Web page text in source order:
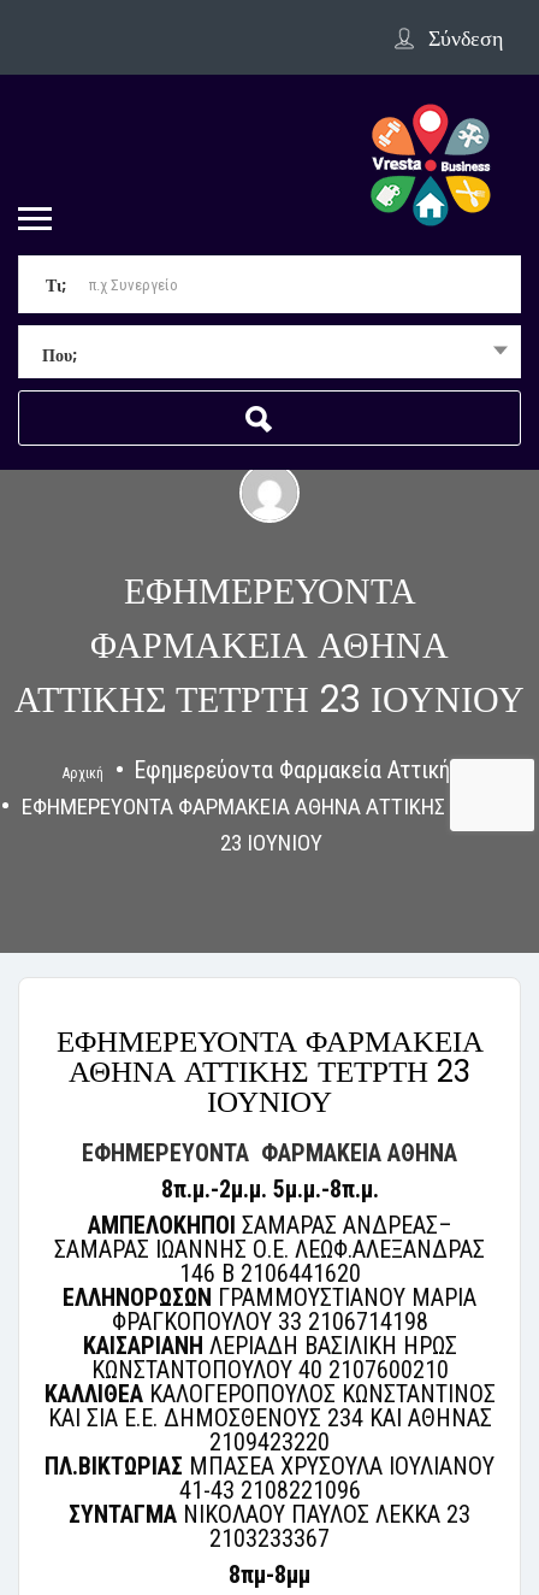
Σύνδεση
Τι;
Που;
ΕΦΗΜΕΡΕΥΟΝΤΑ
ΦΑΡΜΑΚΕΙΑ ΑΘΗΝΑ
ΑΤΤΙΚΗΣ ΤΕΤΡΤΗ 23 ΙΟΥΝΙΟΥ
Αρχική Εφημερεύοντα Φαρμακεία Αττικής
ΕΦΗΜΕΡΕΥΟΝΤΑ ΦΑΡΜΑΚΕΙΑ ΑΘΗΝΑ ΑΤΤΙΚΗΣ ΤΕΤΡΤΗ
23 ΙΟΥΝΙΟΥ
ΕΦΗΜΕΡΕΥΟΝΤΑ ΦΑΡΜΑΚΕΙΑ
ΑΘΗΝΑ ΑΤΤΙΚΗΣ ΤΕΤΡΤΗ 23
ΙΟΥΝΙΟΥ
ΕΦΗΜΕΡΕΥΟΝΤΑ ΦΑΡΜΑΚΕΙΑ ΑΘΗΝΑ
8π.μ.-2μ.μ. 5μ.μ.-8π.μ.
ΑΜΠΕΛΟΚΗΠΟΙ ΣΑΜΑΡΑΣ ΑΝΔΡΕΑΣ–
ΣΑΜΑΡΑΣ ΙΩΑΝΝΗΣ Ο.Ε. ΛΕΩΦ.ΑΛΕΞΑΝΔΡΑΣ
146 Β 2106441620
ΕΛΛΗΝΟΡΩΣΩΝ ΓΡΑΜΜΟΥΣΤΙΑΝΟΥ ΜΑΡΙΑ
ΦΡΑΓΚΟΠΟΥΛΟΥ 33 2106714198
ΚΑΙΣΑΡΙΑΝΗ ΛΕΡΙΑΔΗ ΒΑΣΙΛΙΚΗ ΗΡΩΣ
ΚΩΝΣΤΑΝΤΟΠΟΥΛΟΥ 40 2107600210
ΚΑΛΛΙΘΕΑΚΑΛΟΓΕΡΟΠΟΥΛΟΣ ΚΩΝΣΤΑΝΤΙΝΟΣ
ΚΑΙ ΣΙΑ Ε.Ε. ΔΗΜΟΣΘΕΝΟΥΣ 234 ΚΑΙ ΑΘΗΝΑΣ
2109423220
ΠΛ.ΒΙΚΤΩΡΙΑΣ ΜΠΑΣΕΑ ΧΡΥΣΟΥΛΑ ΙΟΥΛΙΑΝΟΥ
41-43 2108221096
ΣΥΝΤΑΓΜΑ ΝΙΚΟΛΑΟΥ ΠΑΥΛΟΣ ΛΕΚΚΑ 23
2103233367
8πμ-8μμ